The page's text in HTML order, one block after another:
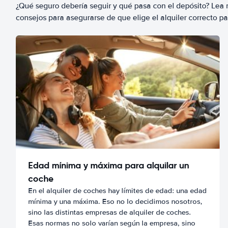
¿Qué seguro debería seguir y qué pasa con el depósito?
consejos para asegurarse de que elige el alquiler correcto
Edad mínima y máxima para alquilar un
coche
En el alquiler de coches hay límites de edad: una edad
mínima y una máxima. Eso no lo decidimos nosotros,
sino las distintas empresas de alquiler de coches.
Esas normas no solo varían según la empresa, sino